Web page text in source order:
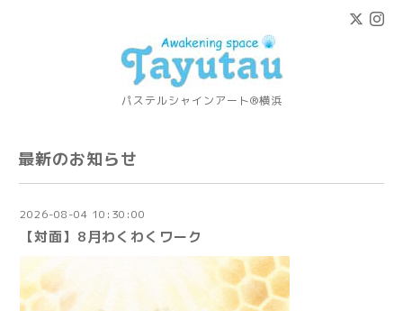
パステルシャインアート®横浜
最新のお知らせ
2026-08-04 10:30:00
【対面】8月わくわくワーク